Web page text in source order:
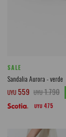
SALE
Sandalia Aurora - verde
UYU 559 UYU1.790
UYU 475